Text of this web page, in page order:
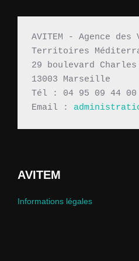
AVITEM - Agence
Territoires
29 boulevard Charles
13003 Marseille
Tél : 04 95 09 44 00
Email :
AVITEM
Informations légales